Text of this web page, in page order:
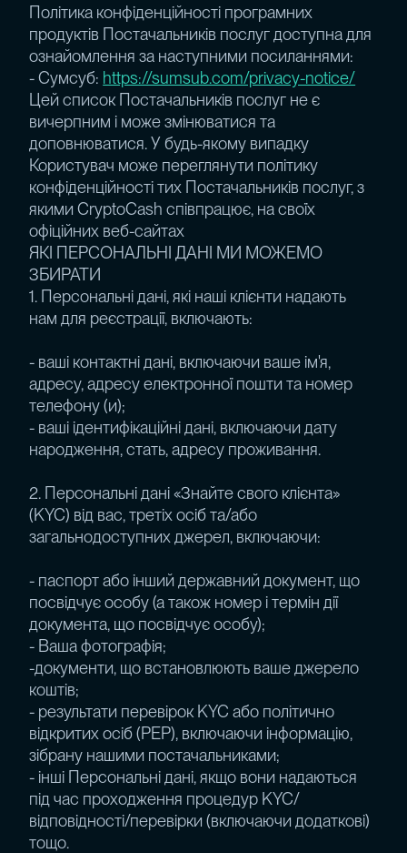
Політика конфіденційності програмних
продуктів Постачальників послуг доступна для
ознайомлення за наступними посиланнями:
- Сумсуб: https://sumsub.com/privacy-notice/
Цей список Постачальників послуг не є
вичерпним і може змінюватися та
доповнюватися. У будь-якому випадку
Користувач може переглянути політику
конфіденційності тих Постачальників послуг, з
якими CryptoCash співпрацює, на своїх
офіційних веб-сайтах
ЯКІ ПЕРСОНАЛЬНІ ДАНІ МИ МОЖЕМО
ЗБИРАТИ
1. Персональні дані, які наші клієнти надають
нам для реєстрації, включають:
- ваші контактні дані, включаючи ваше ім'я,
адресу, адресу електронної пошти та номер
телефону (и);
- ваші ідентифікаційні дані, включаючи дату
народження, стать, адресу проживання.
2. Персональні дані «Знайте свого клієнта»
(KYC) від вас, третіх осіб та/або
загальнодоступних джерел, включаючи:
- паспорт або інший державний документ, що
посвідчує особу (а також номер і термін дії
документа, що посвідчує особу);
- Ваша фотографія;
-документи, що встановлюють ваше джерело
коштів;
- результати перевірок KYC або політично
відкритих осіб (PEP), включаючи інформацію,
зібрану нашими постачальниками;
- інші Персональні дані, якщо вони надаються
під час проходження процедур KYC/
відповідності/перевірки (включаючи додаткові)
тощо.